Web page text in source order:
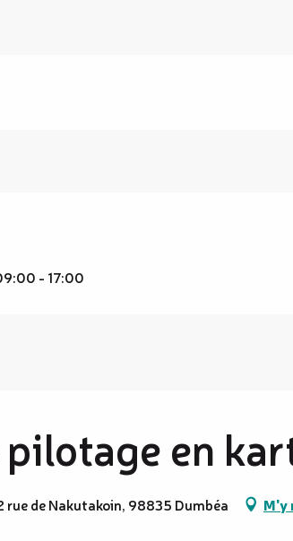
- 17:00
pilotage en
rue de Nakutakoin, 98835 Dumbéa M'y